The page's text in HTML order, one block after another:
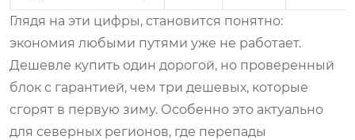
Глядя на эти цифры, становится понятно:
экономия любыми путями уже не работает.
Дешевле купить один дорогой, но проверенный
блок с гарантией, чем три дешевых, которые
сгорят в первую зиму. Особенно это актуально
для северных регионов, где перепады